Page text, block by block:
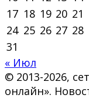
17 18 19 20 21
24 25 26 27 28
31
« Июл
© 2013-2026,
онлайн».